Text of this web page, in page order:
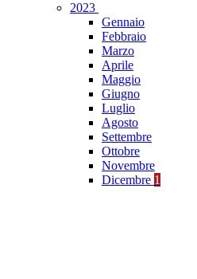
2023
Gennaio
Febbraio
Marzo
Aprile
Maggio
Giugno
Luglio
Agosto
Settembre
Ottobre
Novembre
Dicembre 1